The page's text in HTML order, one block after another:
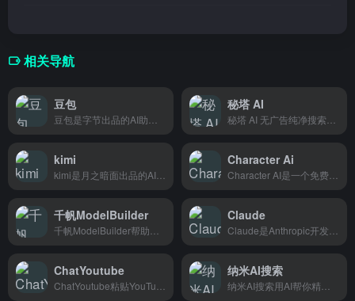
相关导航
豆包 秘塔 AI
kimi Character Ai
千帆ModelBuilder Claude
ChatYoutube 纳米AI搜索